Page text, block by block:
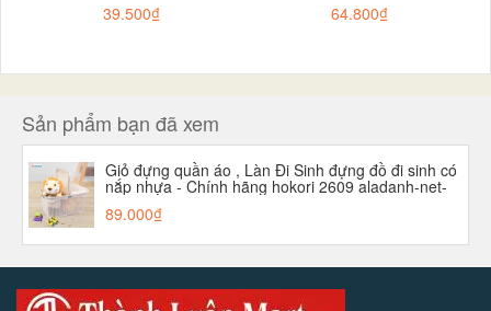
39.500₫
64.800₫
Sản phẩm bạn đã xem
Giỏ đựng quần áo , Làn Đi Sinh đựng đồ đi sinh có
nắp nhựa - Chính hãng hokori 2609 aladanh-net-
89.000₫